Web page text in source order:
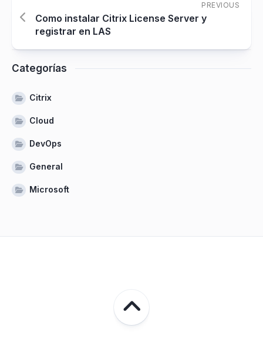
PREVIOUS
Como instalar Citrix License Server y
registrar en LAS
Categorías
Citrix
Cloud
DevOps
General
Microsoft